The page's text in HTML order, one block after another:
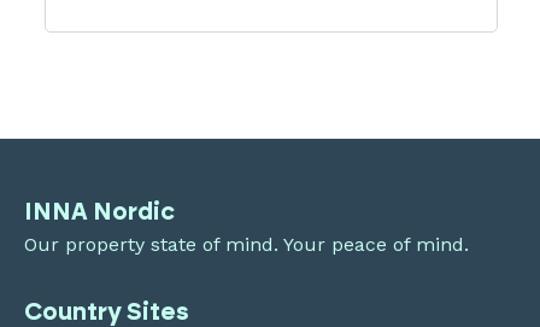
INNA Nordic
Our property state of mind. Your peace of mind.
Country Sites